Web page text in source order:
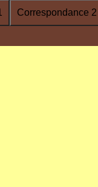
Correspondance 2